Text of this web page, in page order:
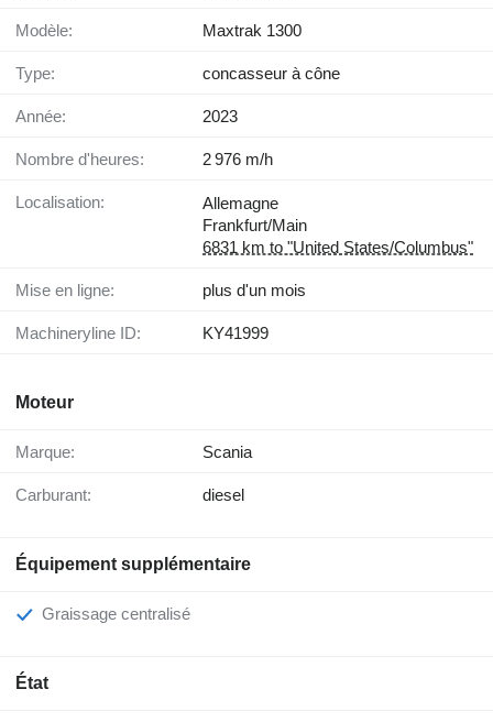
Modèle: Maxtrak 1300
Type: concasseur à cône
Année: 2023
Nombre d'heures: 2 976 m/h
Localisation:
Allemagne
Frankfurt/Main
6831 km to "United States/Columbus"
Mise en ligne: plus d'un mois
Machineryline ID: KY41999
Moteur
Marque: Scania
Carburant: diesel
Équipement supplémentaire
Graissage centralisé
État